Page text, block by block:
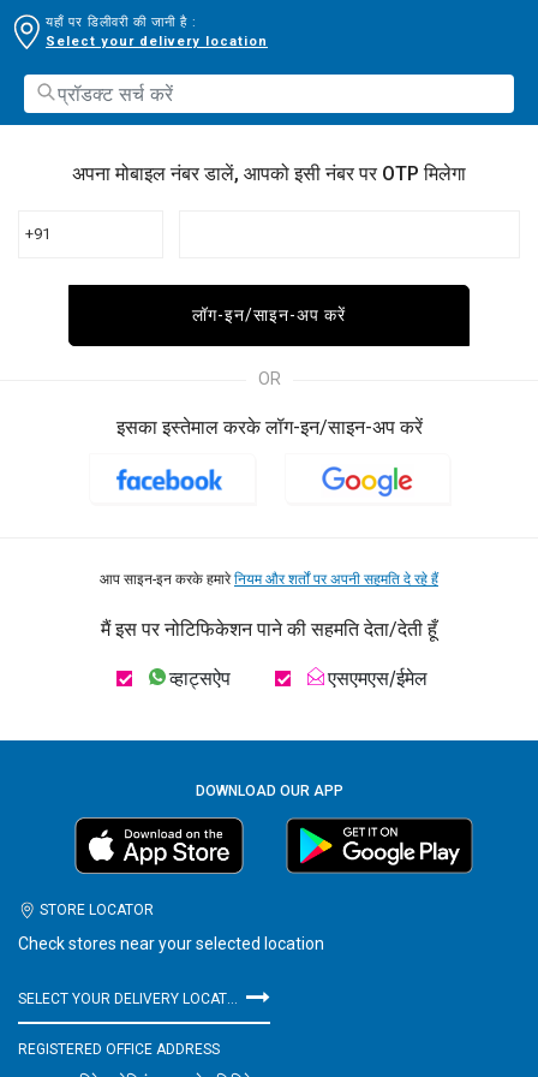
यहाँ पर डिलीवरी की जानी है :
Select your delivery location
अपना मोबाइल नंबर डालें, आपको इसी नंबर पर OTP मिलेगा
+91
लॉग-इन/साइन-अप करें
OR
इसका इस्तेमाल करके लॉग-इन/साइन-अप करें
आप साइन-इन करके हमारेनियम और शर्तों पर अपनी सहमति दे रहे हैं
मैं इस पर नोटिफिकेशन पाने की सहमति देता/देती हूँ
व्हाट्सऐप एसएमएस/ईमेल
DOWNLOAD OUR APP
STORE LOCATOR
Check stores near your selected location
SELECT YOUR DELIVERY LOCATION
REGISTERED OFFICE ADDRESS